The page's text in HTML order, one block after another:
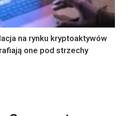
na rynku kryptoaktywów
one pod strzechy